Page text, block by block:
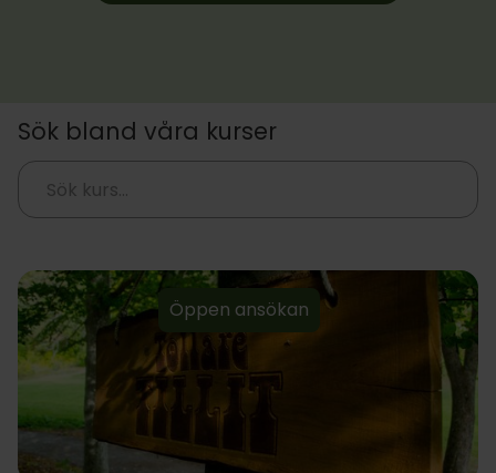
Sök bland våra kurser
Öppen ansökan